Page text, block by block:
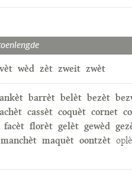
vèt wèd zèt zweit zwèt
barrèt belèt bezèt
cassèt coquèt cornet
facèt florèt gelèt gewèd
manchèt maquèt oontzèt